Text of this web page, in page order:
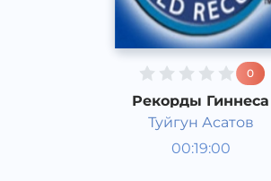
0
Рекорды Гиннеса
Туйгун Асатов
00:19:00
Қизиқарли фактлар